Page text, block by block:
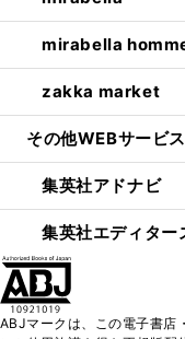
mirabella
zakka market
その他WEBサービス
集英社アドナビ
集英社エディター
ABJマークは、この電子書店